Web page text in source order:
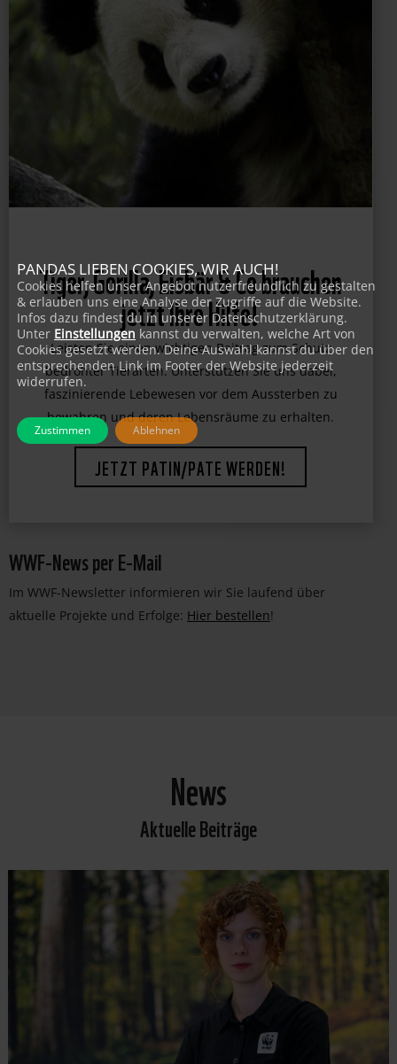
Tiger, Gorilla, Eisbär & Co brauchen
jetzt Ihre Hilfe!
Leisten Sie einen wichtigen Beitrag zum Schutz
bedrohter Tierarten. Unterstützen Sie uns dabei,
faszinierende Lebewesen vor dem Aussterben zu
bewahren und deren Lebensräume zu erhalten.
JETZT PATIN/PATE WERDEN!
WWF-News per E-Mail
Im WWF-Newsletter informieren wir Sie laufend über
aktuelle Projekte und Erfolge: Hier bestellen!
News
Aktuelle Beiträge
PANDAS LIEBEN COOKIES, WIR AUCH!
Cookies helfen unser Angebot nutzerfreundlich zu gestalten
& erlauben uns eine Analyse der Zugriffe auf die Website.
Infos dazu findest du in unserer Datenschutzerklärung.
Unter Einstellungen kannst du verwalten, welche Art von
Cookies gesetzt werden. Deine Auswahl kannst du über den
entsprechenden Link im Footer der Website jederzeit
widerrufen.
Zustimmen Ablehnen